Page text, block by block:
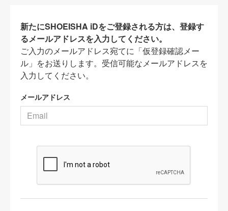
新たにSHOEISHA iDをご登録される方は、登録す
るメールアドレスを入力してください。
ご入力のメールアドレス宛てに「仮登録確認メー
ル」をお送りします。受信可能なメールアドレスを
入力してください。
メールアドレス